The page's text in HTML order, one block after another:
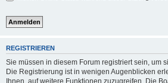
REGISTRIEREN
Sie müssen in diesem Forum registriert sein, um
Die Registrierung ist in wenigen Augenblicken
Ihnen, auf weitere Funktionen zuzugreifen. Die